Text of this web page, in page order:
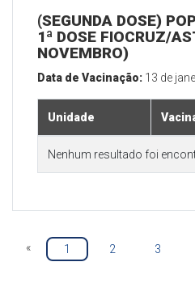
(SEGUNDA DOSE)
1ª DOSE FIOCRUZ/
NOVEMBRO)
Data de Vacinação: 13 de
Unidade
Nenhum resultado foi
« 1 2 3